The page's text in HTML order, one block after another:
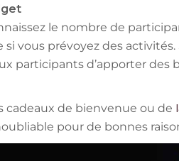
le nombre de
vous prévoyez des
participants d’apporter des
cadeaux de bienvenue ou de
pour de bonnes